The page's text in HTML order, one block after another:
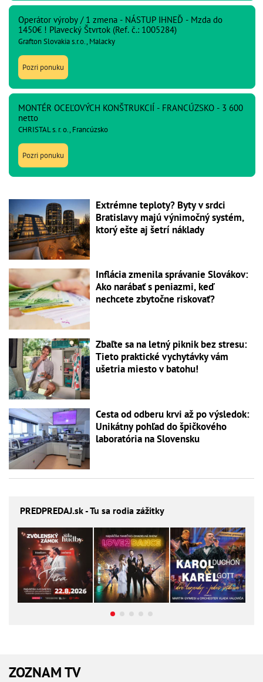
Operátor výroby / 1 zmena - NÁSTUP IHNEĎ - Mzda do
1450€ ! Plavecký Štvrtok (Ref. č.: 1005284)
Grafton Slovakia s.r.o., Malacky
Pozri ponuku
MONTÉR OCEĽOVÝCH KONŠTRUKCIÍ - FRANCÚZSKO - 3 600
netto
CHRISTAL s. r. o., Francúzsko
Pozri ponuku
Extrémne teploty? Byty v srdci
Bratislavy majú výnimočný systém,
ktorý ešte aj šetrí náklady
Inflácia zmenila správanie Slovákov:
Ako narábať s peniazmi, keď
nechcete zbytočne riskovať?
Zbaľte sa na letný piknik bez stresu:
Tieto praktické vychytávky vám
ušetria miesto v batohu!
Cesta od odberu krvi až po výsledok:
Unikátny pohľad do špičkového
laboratória na Slovensku
PREDPREDAJ.sk - Tu sa rodia zážitky
ZOZNAM TV